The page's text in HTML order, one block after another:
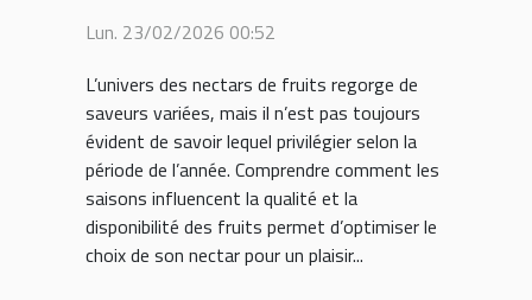
Lun. 23/02/2026 00:52
L’univers des nectars de fruits regorge de
saveurs variées, mais il n’est pas toujours
évident de savoir lequel privilégier selon la
période de l’année. Comprendre comment les
saisons influencent la qualité et la
disponibilité des fruits permet d’optimiser le
choix de son nectar pour un plaisir...